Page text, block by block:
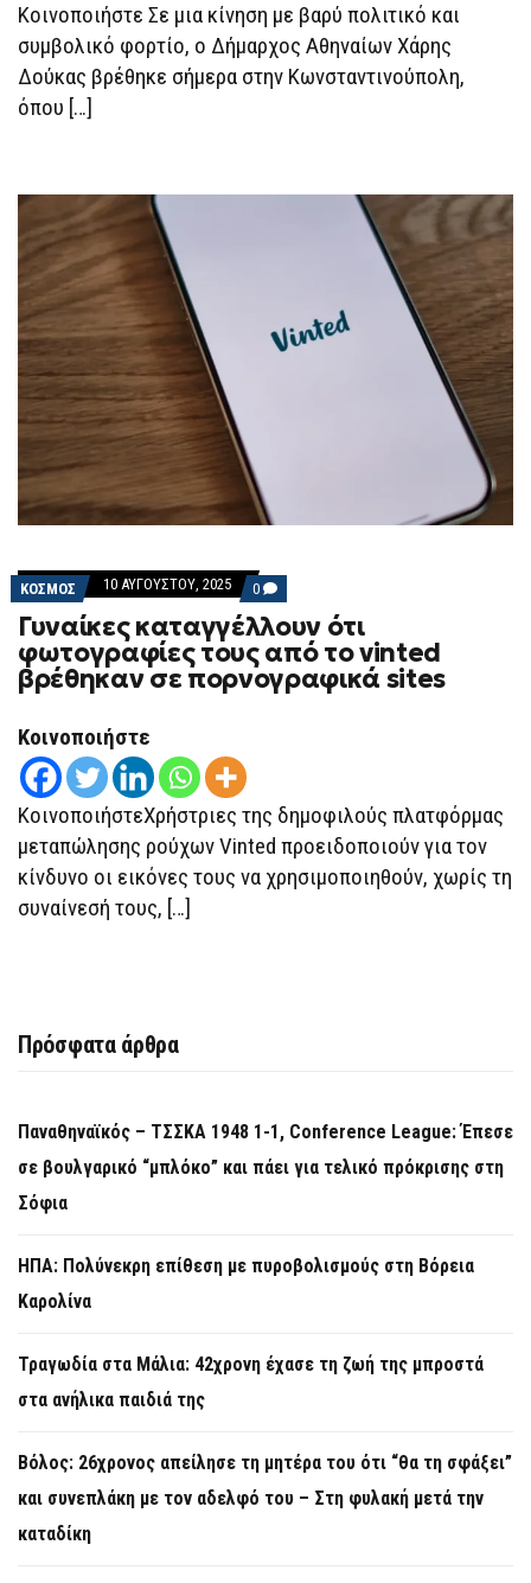
ΠΛΕΥΡΌ
ΕΚΡΈΜ
ΙΜΆΜΟΓΛΟΥ
Κοινοποιήστε Σε μια κίνηση με βαρύ πολιτικό και
συμβολικό φορτίο, ο Δήμαρχος Αθηναίων Χάρης
Δούκας βρέθηκε σήμερα στην Κωνσταντινούπολη,
όπου […]
ΚΟΣΜΟΣ 10 ΑΥΓΟΎΣΤΟΥ, 2025 0 COMMENTS
ON
ΓΥΝΑΊΚΕΣ
ΚΑΤΑΓΓΈΛΛΟΥΝ
ΌΤΙ
ΦΩΤΟΓΡΑΦΊΕΣ
ΤΟΥΣ
SITES
Γυναίκες καταγγέλλουν ότι
φωτογραφίες τους από το vinted
βρέθηκαν σε πορνογραφικά sites
Κοινοποιήστε
ΚοινοποιήστεΧρήστριες της δημοφιλούς πλατφόρμας
μεταπώλησης ρούχων Vinted προειδοποιούν για τον
κίνδυνο οι εικόνες τους να χρησιμοποιηθούν, χωρίς τη
συναίνεσή τους, […]
Πρόσφατα άρθρα
Παναθηναϊκός – ΤΣΣΚΑ 1948 1-1, Conference League: Έπεσε
σε βουλγαρικό “μπλόκο” και πάει για τελικό πρόκρισης στη
Σόφια
ΗΠΑ: Πολύνεκρη επίθεση με πυροβολισμούς στη Βόρεια
Καρολίνα
Τραγωδία στα Μάλια: 42χρονη έχασε τη ζωή της μπροστά
στα ανήλικα παιδιά της
Βόλος: 26χρονος απείλησε τη μητέρα του ότι “θα τη σφάξει”
και συνεπλάκη με τον αδελφό του – Στη φυλακή μετά την
καταδίκη